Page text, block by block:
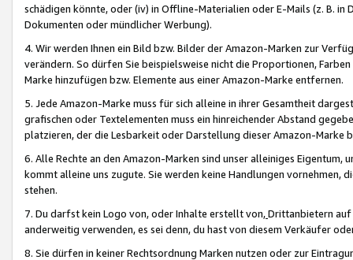
schädigen könnte, oder (iv) in Offline-Materialien oder E-Mails (z. B. in
Dokumenten oder mündlicher Werbung).
4. Wir werden Ihnen ein Bild bzw. Bilder der Amazon-Marken zur
verändern. So dürfen Sie beispielsweise nicht die Proportionen,
Marke hinzufügen bzw. Elemente aus einer Amazon-Marke entfernen.
5. Jede Amazon-Marke muss für sich alleine in ihrer Gesamtheit
grafischen oder Textelementen muss ein hinreichender Abstand
platzieren, der die Lesbarkeit oder Darstellung dieser Amazon-Marke
6. Alle Rechte an den Amazon-Marken sind unser alleiniges
kommt alleine uns zugute. Sie werden keine Handlungen vornehmen,
stehen.
7. Du darfst kein Logo von, oder Inhalte erstellt von,Drittanbietern auf
anderweitig verwenden, es sei denn, du hast von diesem Verkäufer
8. Sie dürfen in keiner Rechtsordnung Marken nutzen oder zur